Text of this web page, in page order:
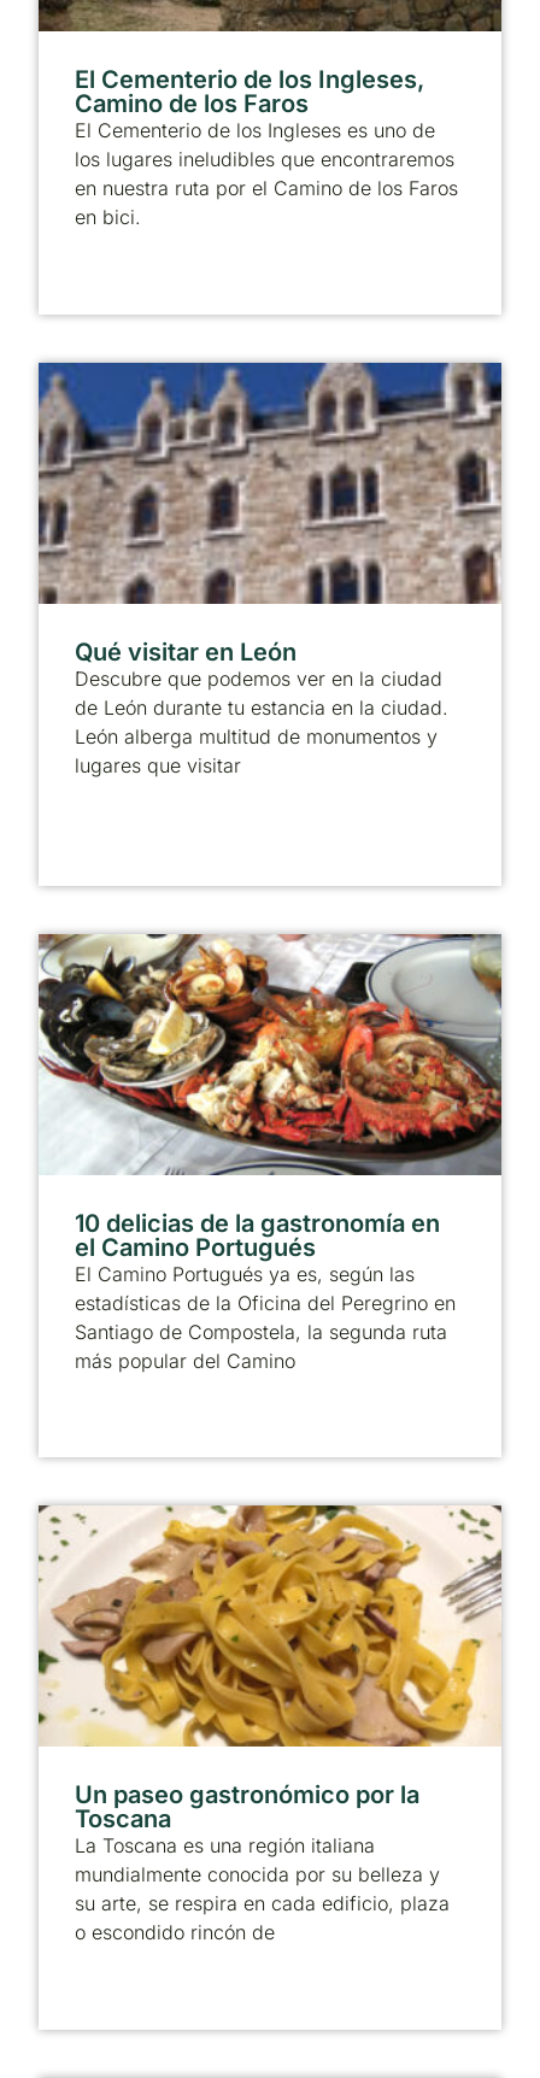
El Cementerio de los Ingleses,
Camino de los Faros
El Cementerio de los Ingleses es uno de
los lugares ineludibles que encontraremos
en nuestra ruta por el Camino de los Faros
en bici.
Qué visitar en León
Descubre que podemos ver en la ciudad
de León durante tu estancia en la ciudad.
León alberga multitud de monumentos y
lugares que visitar
10 delicias de la gastronomía en
el Camino Portugués
El Camino Portugués ya es, según las
estadísticas de la Oficina del Peregrino en
Santiago de Compostela, la segunda ruta
más popular del Camino
Un paseo gastronómico por la
Toscana
La Toscana es una región italiana
mundialmente conocida por su belleza y
su arte, se respira en cada edificio, plaza
o escondido rincón de